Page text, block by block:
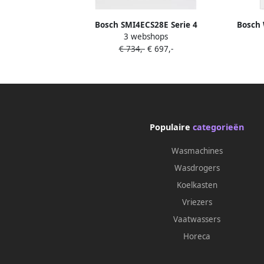
Bosch SMI4ECS28E Serie 4
Inbouwvaatwasser 60 cm Geborsteld
staal Energielabel A Home Connect
3 webshops
€ 734,-€ 697,-
Bosch
Populaire categorieën
Wasmachines
Wasdrogers
Koelkasten
Vriezers
Vaatwassers
Horeca